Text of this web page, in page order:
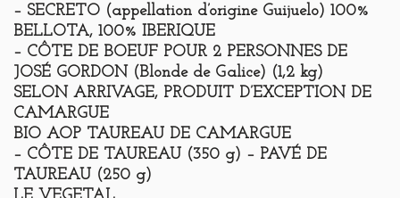
– SECRETO (appellation d’origine Guijuelo) 100%
BELLOTA, 100% IBERIQUE
– CÔTE DE BOEUF POUR 2 PERSONNES DE
JOSÉ GORDON (Blonde de Galice) (1,2 kg)
SELON ARRIVAGE, PRODUIT D’EXCEPTION DE
CAMARGUE
BIO AOP TAUREAU DE CAMARGUE
– CÔTE DE TAUREAU (350 g) – PAVÉ DE
TAUREAU (250 g)